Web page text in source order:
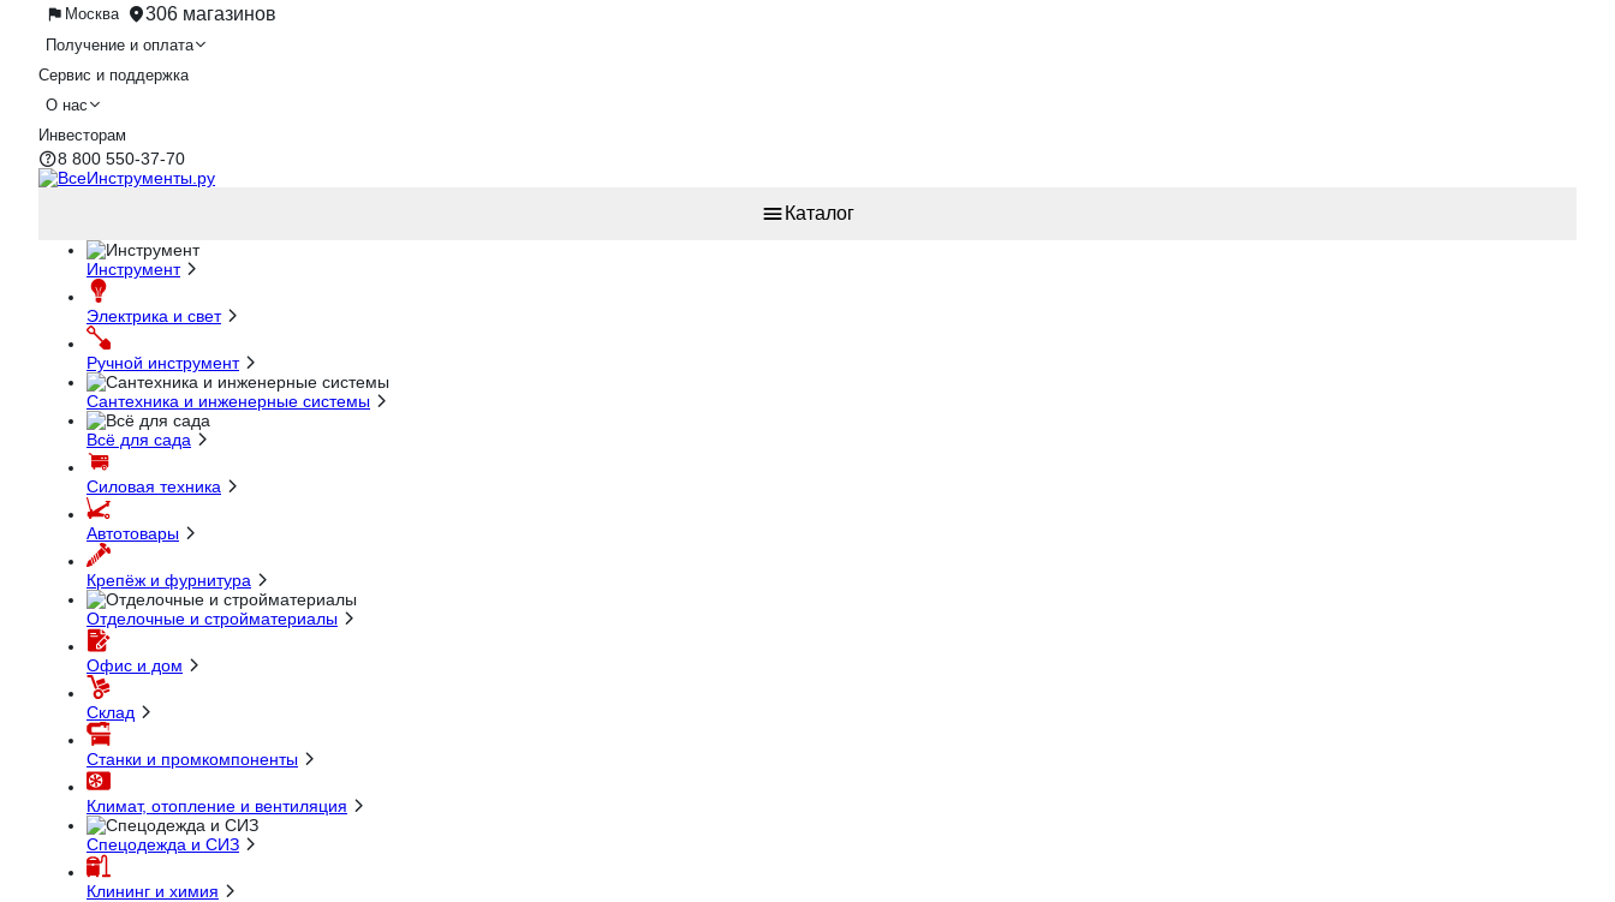
Москва 306 магазинов
Получение и оплата
Сервис и поддержка
О нас
Инвесторам
8 800 550-37-70
Каталог
Инструмент
Электрика и свет
Ручной инструмент
Сантехника и инженерные системы
Всё для сада
Силовая техника
Автотовары
Крепёж и фурнитура
Отделочные и стройматериалы
Офис и дом
Склад
Станки и промкомпоненты
Климат, отопление и вентиляция
Спецодежда и СИЗ
Клининг и химия